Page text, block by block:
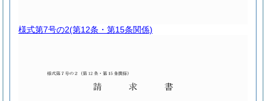
様式第7号の2(第12条・第15条関係)